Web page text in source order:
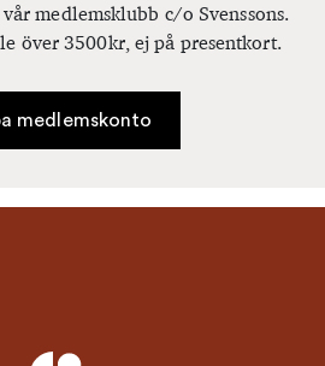
medlemsklubb c/o Svenssons.
över 3500kr, ej på presentkort.
medlemskonto